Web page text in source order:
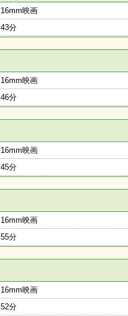
16mm映画
43分
16mm映画
46分
16mm映画
45分
16mm映画
55分
16mm映画
52分